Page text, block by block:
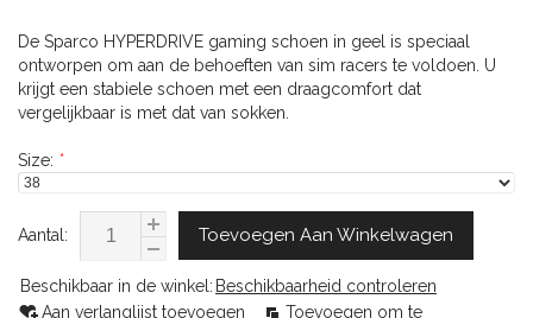
De Sparco HYPERDRIVE gaming schoen in geel is speciaal
ontworpen om aan de behoeften van sim racers te voldoen. U
krijgt een stabiele schoen met een draagcomfort dat
vergelijkbaar is met dat van sokken.
Size: *
Aantal: Toevoegen Aan Winkelwagen
Beschikbaar in de winkel: Beschikbaarheid controleren
Aan verlanglijst toevoegen
Toevoegen om te